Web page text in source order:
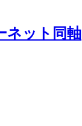
ネット同軸